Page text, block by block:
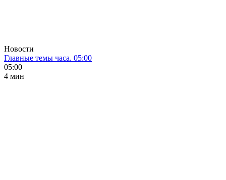
Новости
Главные темы часа. 05:00
05:00
4 мин